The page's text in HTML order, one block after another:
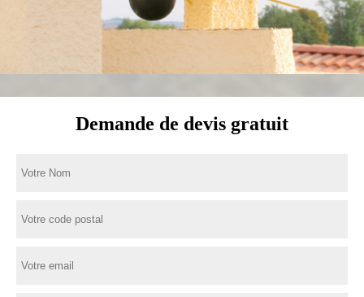
Demande de devis gratuit